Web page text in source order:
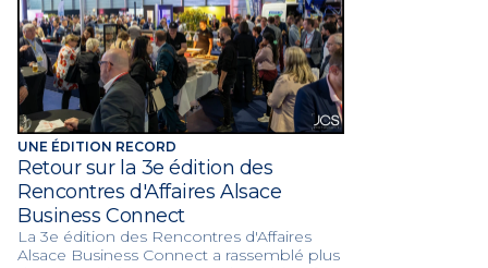
UNE ÉDITION RECORD
Retour sur la 3e édition des
Rencontres d'Affaires Alsace
Business Connect
La 3e édition des Rencontres d'Affaires
Alsace Business Connect a rassemblé plus